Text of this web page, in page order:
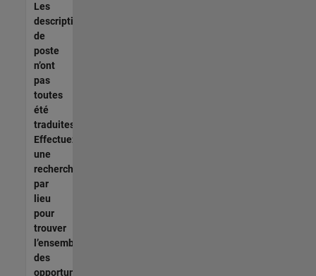
Les
descriptions
de
poste
n’ont
pas
toutes
été
traduites.
Effectuez
une
recherche
par
lieu
pour
trouver
l’ensemble
des
opportunités